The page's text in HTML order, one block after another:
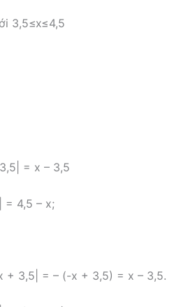
3,5≤x≤4,5
= x – 3,5
= 4,5 – x;
3,5| = – (-x + 3,5) = x – 3,5.